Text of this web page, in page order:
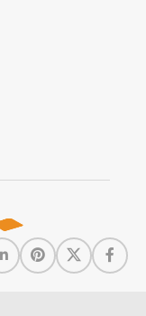
ساعات
شنبه تا